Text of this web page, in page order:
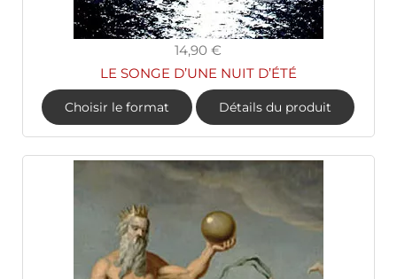
14,90 €
LE SONGE D’UNE NUIT D’ÉTÉ
Choisir le format Détails du produit